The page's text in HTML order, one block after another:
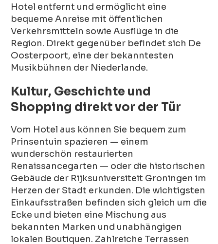
Hotel entfernt und ermöglicht eine
bequeme Anreise mit öffentlichen
Verkehrsmitteln sowie Ausflüge in die
Region. Direkt gegenüber befindet sich De
Oosterpoort, eine der bekanntesten
Musikbühnen der Niederlande.
Kultur, Geschichte und
Shopping direkt vor der Tür
Vom Hotel aus können Sie bequem zum
Prinsentuin spazieren — einem
wunderschön restaurierten
Renaissancegarten — oder die historischen
Gebäude der Rijksuniversiteit Groningen im
Herzen der Stadt erkunden. Die wichtigsten
Einkaufsstraßen befinden sich gleich um die
Ecke und bieten eine Mischung aus
bekannten Marken und unabhängigen
lokalen Boutiquen. Zahlreiche Terrassen